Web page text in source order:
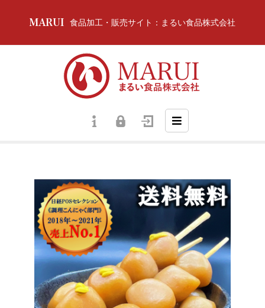
食品加工・販売サイト：まるい食品株式会社